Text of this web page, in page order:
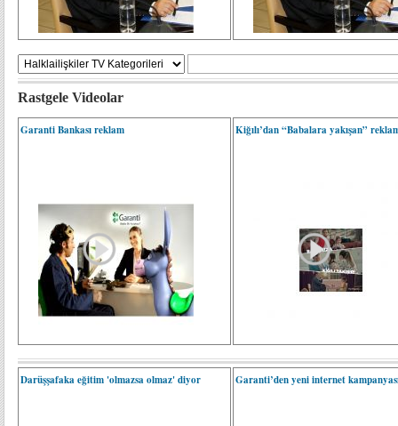
Rastgele Videolar
Garanti Bankası reklam Kiğılı’dan “Babalara yakışan”
Darüşşafaka eğitim 'olmazsa olmaz' diyor Garanti’den yeni internet